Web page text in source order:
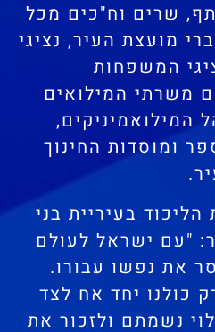
שרים וח"כים מכל
מועצת העיר, נציגי
המשפחות
משרתי המילואים
המילואמיניקים,
ומוסדות החינוך
הליכוד בעיריית בני
"עם ישראל לעולם
את נפשו עבורו.
כולנו יחד אח לצד
נשמתם ולזכור את